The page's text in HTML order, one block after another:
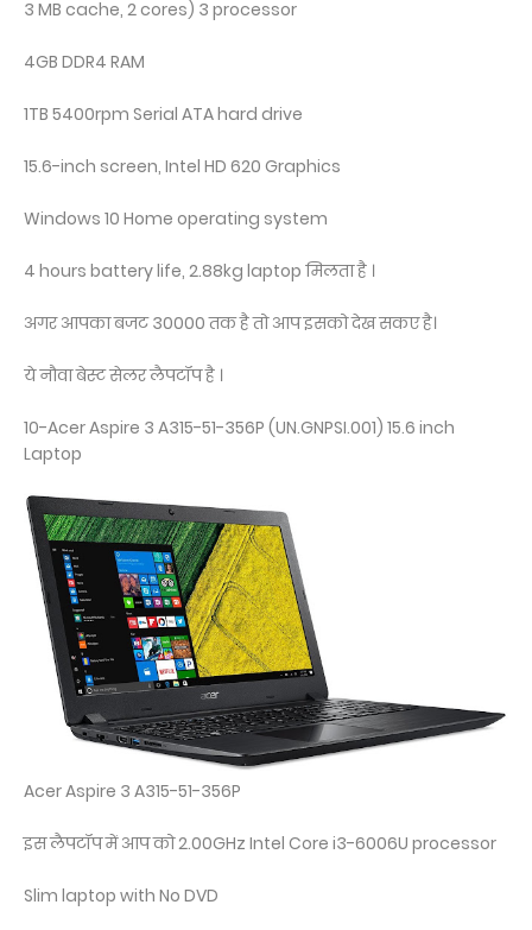
3 MB cache, 2 cores) 3 processor
4GB DDR4 RAM
1TB 5400rpm Serial ATA hard drive
15.6-inch screen, Intel HD 620 Graphics
Windows 10 Home operating system
4 hours battery life, 2.88kg laptop मिलता है ।
अगर आपका बजट 30000 तक है तो आप इसको देख सकए है।
ये नौवा बेस्ट सेलर लैपटॉप है ।
10-Acer Aspire 3 A315-51-356P (UN.GNPSI.001) 15.6 inch
Laptop
Acer Aspire 3 A315-51-356P
इस लैपटॉप में आप को 2.00GHz Intel Core i3-6006U processor
Slim laptop with No DVD